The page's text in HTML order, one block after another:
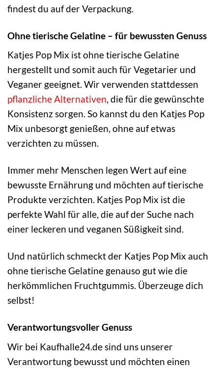
findest du auf der Verpackung.
Ohne tierische Gelatine – für bewussten Genuss
Katjes Pop Mix ist ohne tierische Gelatine
hergestellt und somit auch für Vegetarier und
Veganer geeignet. Wir verwenden stattdessen
pflanzliche Alternativen, die für die gewünschte
Konsistenz sorgen. So kannst du den Katjes Pop
Mix unbesorgt genießen, ohne auf etwas
verzichten zu müssen.
Immer mehr Menschen legen Wert auf eine
bewusste Ernährung und möchten auf tierische
Produkte verzichten. Katjes Pop Mix ist die
perfekte Wahl für alle, die auf der Suche nach
einer leckeren und veganen Süßigkeit sind.
Und natürlich schmeckt der Katjes Pop Mix auch
ohne tierische Gelatine genauso gut wie die
herkömmlichen Fruchtgummis. Überzeuge dich
selbst!
Verantwortungsvoller Genuss
Wir bei Kaufhalle24.de sind uns unserer
Verantwortung bewusst und möchten einen